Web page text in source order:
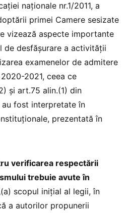
naționale nr.1/2011, a
primei Camere sesizate
vizează aspecte importante
de desfășurare a activității
examenelor de admitere
2021, ceea ce
și art.75 alin.(1) din
fost interpretate în
prezentată în
verificarea respectării
trebuie avute în
scopul inițial al legii, în
a autorilor propunerii